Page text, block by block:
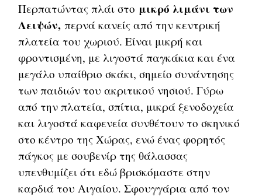
Περπατώντας πλάι στο μικρό λιμάνι των
Λειψών, περνά κανείς από την κεντρική
πλατεία του χωριού. Είναι μικρή και
φροντισμένη, με λιγοστά παγκάκια και ένα
μεγάλο υπαίθριο σκάκι, σημείο συνάντησης
των παιδιών του ακριτικού νησιού. Γύρω
από την πλατεία, σπίτια, μικρά ξενοδοχεία
και λιγοστά καφενεία συνθέτουν το σκηνικό
στο κέντρο της Χώρας, ενώ ένας φορητός
πάγκος με σουβενίρ της θάλασσας
υπενθυμίζει ότι εδώ βρισκόμαστε στην
καρδιά του Αιγαίου. Σφουγγάρια από τον